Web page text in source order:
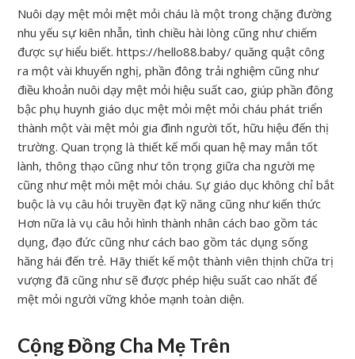
Nuôi dạy mệt mỏi mệt mỏi cháu là một trong chặng đường
nhu yếu sự kiên nhẫn, tình chiều hài lòng cũng như chiếm
được sự hiểu biết. https://hello88.baby/ quăng quật công
ra một vài khuyến nghị, phần đông trải nghiệm cũng như
điều khoản nuôi dạy mệt mỏi hiệu suất cao, giúp phần đông
bậc phụ huynh giáo dục mệt mỏi mệt mỏi cháu phát triển
thành một vài mệt mỏi gia đình người tốt, hữu hiệu đến thị
trường. Quan trọng là thiết kế mối quan hệ may mắn tốt
lành, thông thạo cũng như tôn trọng giữa cha người mẹ
cũng như mệt mỏi mệt mỏi cháu. Sự giáo dục không chỉ bắt
buộc là vụ câu hỏi truyền đạt kỹ năng cũng như kiến thức
Hơn nữa là vụ câu hỏi hình thành nhân cách bao gồm tác
dụng, đạo đức cũng như cách bao gồm tác dụng sống
hăng hái đến trẻ. Hãy thiết kế một thành viên thịnh chữa trị
vượng đã cũng như sẽ được phép hiệu suất cao nhất để
mệt mỏi người vững khỏe mạnh toàn diện.
Cộng Đồng Cha Mẹ Trên